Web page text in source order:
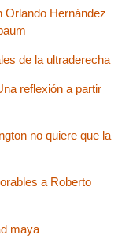
Orlando Hernández
de la ultraderecha
reflexión a partir
no quiere que la
a Roberto
maya